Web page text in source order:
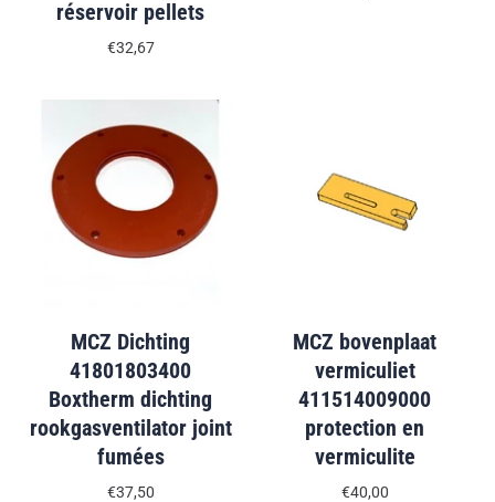
réservoir pellets
€32,67
MCZ Dichting
41801803400
Boxtherm dichting
rookgasventilator joint
fumées
€37,50
MCZ bovenplaat
vermiculiet
411514009000
protection en
vermiculite
€40,00